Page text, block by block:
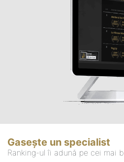
Gasește un specialist
Ranking-ul îi adună pe cei mai